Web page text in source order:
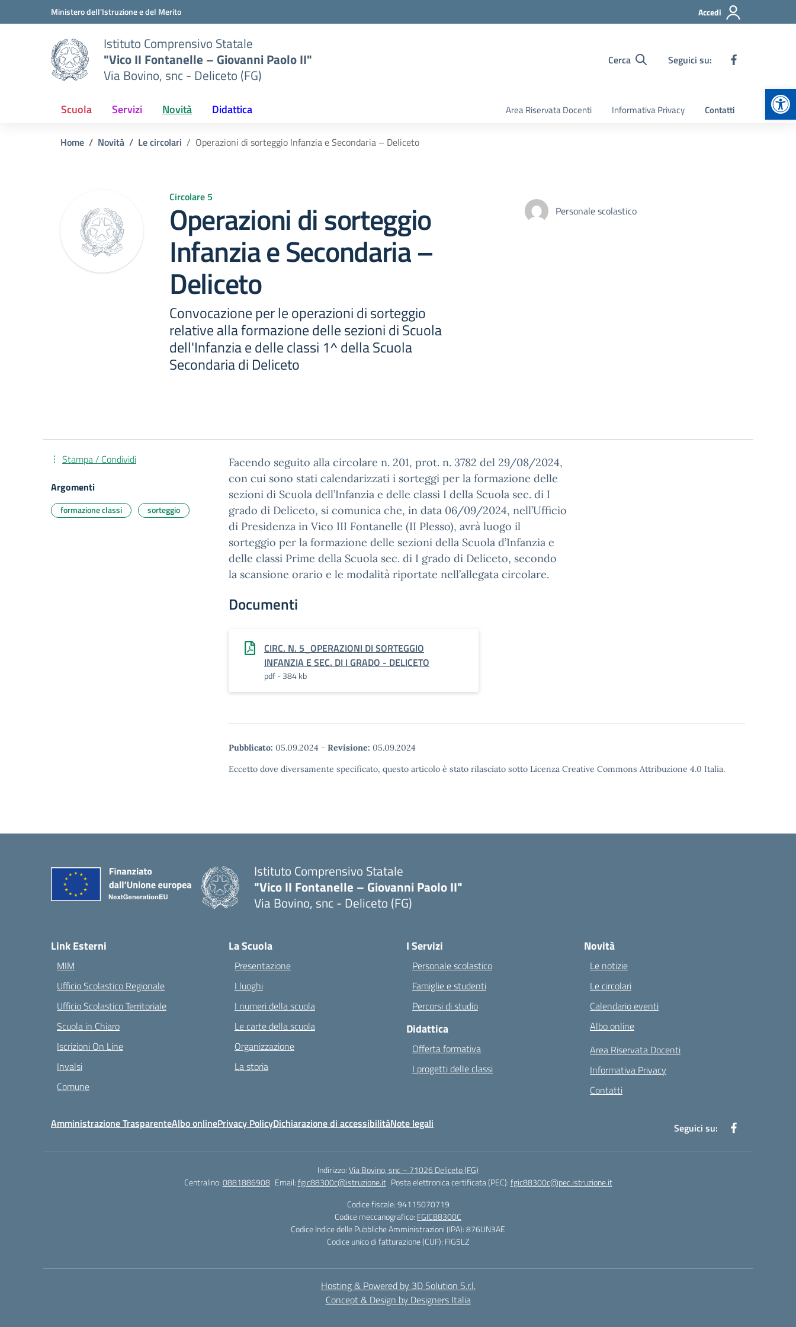
Vai ai contenuti
Vai al menu di navigazioneMinistero dell'Istruzione e del Merito Accedi
Istituto Comprensivo Statale
"Vico II Fontanelle – Giovanni Paolo II"
Via Bovino, snc - Deliceto (FG)
Cerca Seguici su:
Scuola Servizi Novità Didattica Area Riservata Docenti Informativa Privacy Contatti
Home Novità Le circolari Operazioni di sorteggio Infanzia e Secondaria – Deliceto
Circolare 5
Operazioni di sorteggio
Infanzia e Secondaria –
Deliceto
Convocazione per le operazioni di sorteggio
relative alla formazione delle sezioni di Scuola
dell'Infanzia e delle classi 1^ della Scuola
Secondaria di Deliceto
Personale scolastico
Facendo seguito alla circolare n. 201, prot. n. 3782 del 29/08/2024,
con cui sono stati calendarizzati i sorteggi per la formazione delle
sezioni di Scuola dell’Infanzia e delle classi I della Scuola sec. di I
grado di Deliceto, si comunica che, in data 06/09/2024, nell’Ufficio
di Presidenza in Vico III Fontanelle (II Plesso), avrà luogo il
sorteggio per la formazione delle sezioni della Scuola d’Infanzia e
delle classi Prime della Scuola sec. di I grado di Deliceto, secondo
la scansione orario e le modalità riportate nell’allegata circolare.
Documenti
CIRC. N. 5_OPERAZIONI DI SORTEGGIO
INFANZIA E SEC. DI I GRADO - DELICETO
pdf - 384 kb
Pubblicato: 05.09.2024 - Revisione: 05.09.2024
Eccetto dove diversamente specificato, questo articolo è stato rilasciato sotto Licenza Creative Commons Attribuzione 4.0 Italia.
Stampa / Condividi
Argomenti
formazione classi sorteggio
Istituto Comprensivo Statale
"Vico II Fontanelle – Giovanni Paolo II"
Via Bovino, snc - Deliceto (FG)
Link Esterni
MIM
Ufficio Scolastico Regionale
Ufficio Scolastico Territoriale
Scuola in Chiaro
Iscrizioni On Line
Invalsi
Comune
La Scuola
Presentazione
I luoghi
I numeri della scuola
Le carte della scuola
Organizzazione
La storia
I Servizi
Personale scolastico
Famiglie e studenti
Percorsi di studio
Didattica
Offerta formativa
I progetti delle classi
Novità
Le notizie
Le circolari
Calendario eventi
Albo online
Area Riservata Docenti
Informativa Privacy
Contatti
Amministrazione TrasparenteAlbo onlinePrivacy PolicyDichiarazione di accessibilitàNote legali Seguici su:
Indirizzo:Via Bovino, snc – 71026 Deliceto (FG)
Centralino:0881886908 Email:fgic88300c@istruzione.it Posta elettronica certificata (PEC):fgic88300c@pec.istruzione.it
Codice fiscale: 94115070719
Codice meccanografico: FGIC88300C
Codice Indice delle Pubbliche Amministrazioni (IPA): 876UN3AE
Codice unico di fatturazione (CUF): FIG5LZ
Hosting & Powered by 3D Solution S.r.l.
Concept & Design by Designers Italia